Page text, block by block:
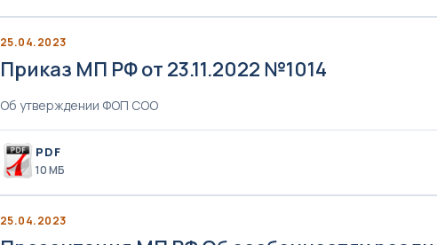
25.04.2023
Приказ МП РФ от 23.11.2022 №1014
Об утверждении ФОП СОО
PDF
10 MБ
25.04.2023